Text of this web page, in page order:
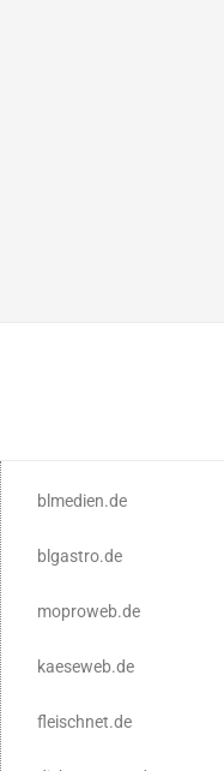
blmedien.de
blgastro.de
moproweb.de
kaeseweb.de
fleischnet.de